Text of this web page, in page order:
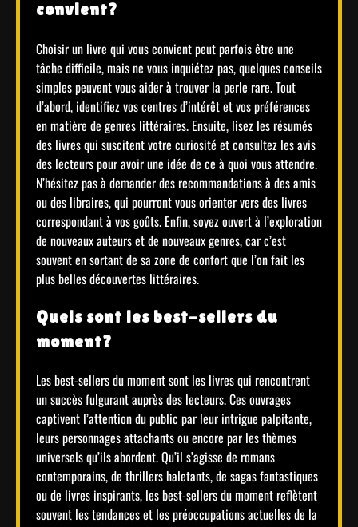
convient?
Choisir un livre qui vous convient peut parfois être une
tâche difficile, mais ne vous inquiétez pas, quelques conseils
simples peuvent vous aider à trouver la perle rare. Tout
d’abord, identifiez vos centres d’intérêt et vos préférences
en matière de genres littéraires. Ensuite, lisez les résumés
des livres qui suscitent votre curiosité et consultez les avis
des lecteurs pour avoir une idée de ce à quoi vous attendre.
N’hésitez pas à demander des recommandations à des amis
ou des libraires, qui pourront vous orienter vers des livres
correspondant à vos goûts. Enfin, soyez ouvert à l’exploration
de nouveaux auteurs et de nouveaux genres, car c’est
souvent en sortant de sa zone de confort que l’on fait les
plus belles découvertes littéraires.
Quels sont les best-sellers du
moment?
Les best-sellers du moment sont les livres qui rencontrent
un succès fulgurant auprès des lecteurs. Ces ouvrages
captivent l’attention du public par leur intrigue palpitante,
leurs personnages attachants ou encore par les thèmes
universels qu’ils abordent. Qu’il s’agisse de romans
contemporains, de thrillers haletants, de sagas fantastiques
ou de livres inspirants, les best-sellers du moment reflètent
souvent les tendances et les préoccupations actuelles de la